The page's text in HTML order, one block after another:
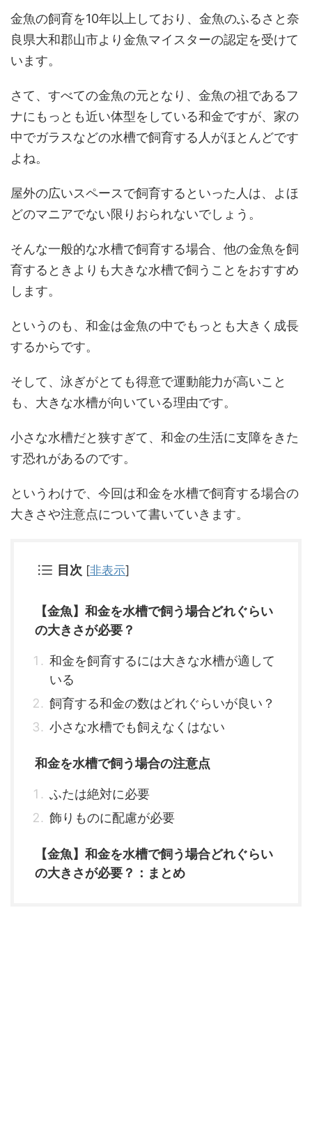
金魚の飼育を10年以上しており、金魚のふるさと奈
良県大和郡山市より金魚マイスターの認定を受けて
います。
さて、すべての金魚の元となり、金魚の祖であるフ
ナにもっとも近い体型をしている和金ですが、家の
中でガラスなどの水槽で飼育する人がほとんどです
よね。
屋外の広いスペースで飼育するといった人は、よほ
どのマニアでない限りおられないでしょう。
そんな一般的な水槽で飼育する場合、他の金魚を飼
育するときよりも大きな水槽で飼うことをおすすめ
します。
というのも、和金は金魚の中でもっとも大きく成長
するからです。
そして、泳ぎがとても得意で運動能力が高いこと
も、大きな水槽が向いている理由です。
小さな水槽だと狭すぎて、和金の生活に支障をきた
す恐れがあるのです。
というわけで、今回は和金を水槽で飼育する場合の
大きさや注意点について書いていきます。
目次 [非表示]
【金魚】和金を水槽で飼う場合どれぐらい
の大きさが必要？
和金を飼育するには大きな水槽が適して
いる
飼育する和金の数はどれぐらいが良い？
小さな水槽でも飼えなくはない
和金を水槽で飼う場合の注意点
ふたは絶対に必要
飾りものに配慮が必要
【金魚】和金を水槽で飼う場合どれぐらい
の大きさが必要？：まとめ